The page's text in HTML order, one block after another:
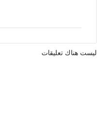
ليست هناك تعليقات